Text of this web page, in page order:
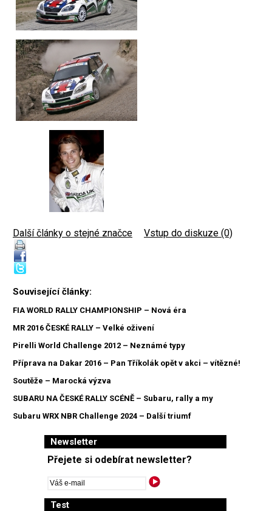
Další články o stejné značce Vstup do diskuze (0)
Související články:
FIA WORLD RALLY CHAMPIONSHIP – Nová éra
MR 2016 ČESKÉ RALLY – Velké oživení
Pirelli World Challenge 2012 – Neznámé typy
Příprava na Dakar 2016 – Pan Tříkolák opět v akci – vítězné!
Soutěže – Marocká výzva
SUBARU NA ČESKÉ RALLY SCÉNĚ – Subaru, rally a my
Subaru WRX NBR Challenge 2024 – Další triumf
Newsletter
Přejete si odebírat newsletter?
Test